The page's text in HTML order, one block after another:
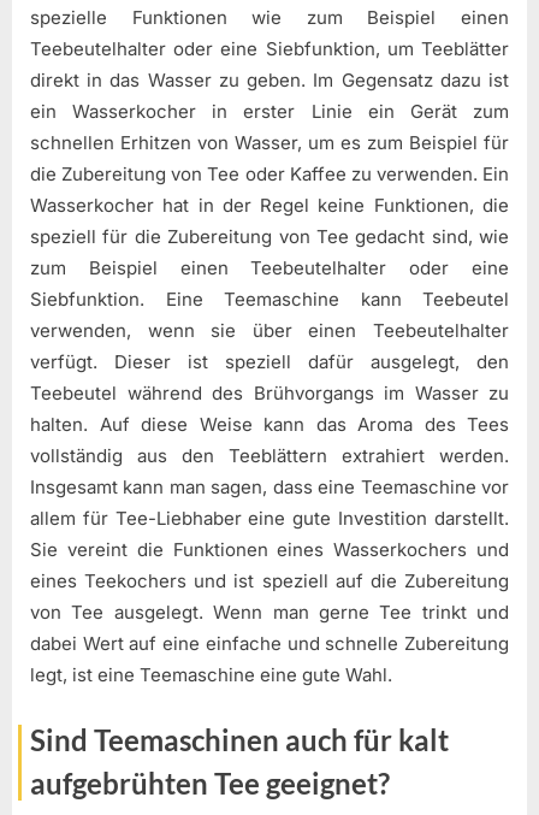
spezielle Funktionen wie zum Beispiel einen
Teebeutelhalter oder eine Siebfunktion, um Teeblätter
direkt in das Wasser zu geben. Im Gegensatz dazu ist
ein Wasserkocher in erster Linie ein Gerät zum
schnellen Erhitzen von Wasser, um es zum Beispiel für
die Zubereitung von Tee oder Kaffee zu verwenden. Ein
Wasserkocher hat in der Regel keine Funktionen, die
speziell für die Zubereitung von Tee gedacht sind, wie
zum Beispiel einen Teebeutelhalter oder eine
Siebfunktion. Eine Teemaschine kann Teebeutel
verwenden, wenn sie über einen Teebeutelhalter
verfügt. Dieser ist speziell dafür ausgelegt, den
Teebeutel während des Brühvorgangs im Wasser zu
halten. Auf diese Weise kann das Aroma des Tees
vollständig aus den Teeblättern extrahiert werden.
Insgesamt kann man sagen, dass eine Teemaschine vor
allem für Tee-Liebhaber eine gute Investition darstellt.
Sie vereint die Funktionen eines Wasserkochers und
eines Teekochers und ist speziell auf die Zubereitung
von Tee ausgelegt. Wenn man gerne Tee trinkt und
dabei Wert auf eine einfache und schnelle Zubereitung
legt, ist eine Teemaschine eine gute Wahl.
Sind Teemaschinen auch für kalt
aufgebrühten Tee geeignet?